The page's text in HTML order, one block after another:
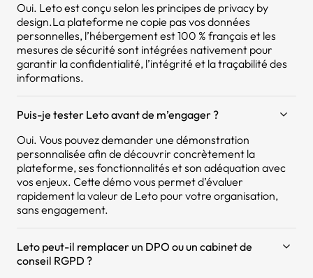
Oui. Leto est conçu selon les principes de privacy by
design.La plateforme ne copie pas vos données
personnelles, l’hébergement est 100 % français et les
mesures de sécurité sont intégrées nativement pour
garantir la confidentialité, l’intégrité et la traçabilité des
informations.
Puis-je tester Leto avant de m’engager ?
Oui. Vous pouvez demander une démonstration
personnalisée afin de découvrir concrètement la
plateforme, ses fonctionnalités et son adéquation avec
vos enjeux. Cette démo vous permet d’évaluer
rapidement la valeur de Leto pour votre organisation,
sans engagement.
Leto peut-il remplacer un DPO ou un cabinet de
conseil RGPD ?